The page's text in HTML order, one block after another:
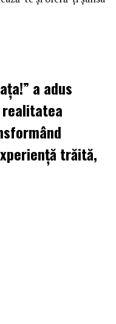
a adus
trăită,